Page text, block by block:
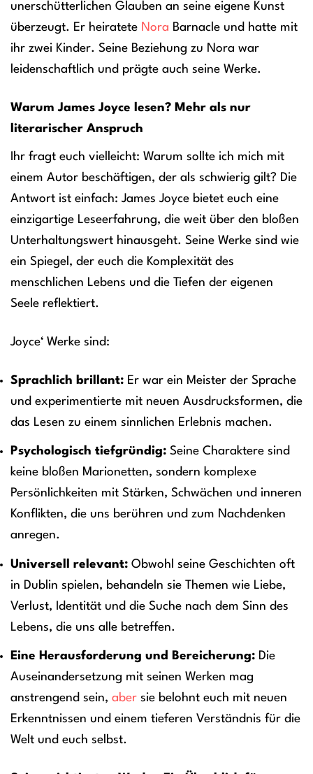
unerschütterlichen Glauben an seine eigene Kunst
überzeugt. Er heiratete Nora Barnacle und hatte mit
ihr zwei Kinder. Seine Beziehung zu Nora war
leidenschaftlich und prägte auch seine Werke.
Warum James Joyce lesen? Mehr als nur
literarischer Anspruch
Ihr fragt euch vielleicht: Warum sollte ich mich mit
einem Autor beschäftigen, der als schwierig gilt? Die
Antwort ist einfach: James Joyce bietet euch eine
einzigartige Leseerfahrung, die weit über den bloßen
Unterhaltungswert hinausgeht. Seine Werke sind wie
ein Spiegel, der euch die Komplexität des
menschlichen Lebens und die Tiefen der eigenen
Seele reflektiert.
Joyce‘ Werke sind:
Sprachlich brillant: Er war ein Meister der Sprache
und experimentierte mit neuen Ausdrucksformen, die
das Lesen zu einem sinnlichen Erlebnis machen.
Psychologisch tiefgründig: Seine Charaktere sind
keine bloßen Marionetten, sondern komplexe
Persönlichkeiten mit Stärken, Schwächen und inneren
Konflikten, die uns berühren und zum Nachdenken
anregen.
Universell relevant: Obwohl seine Geschichten oft
in Dublin spielen, behandeln sie Themen wie Liebe,
Verlust, Identität und die Suche nach dem Sinn des
Lebens, die uns alle betreffen.
Eine Herausforderung und Bereicherung: Die
Auseinandersetzung mit seinen Werken mag
anstrengend sein, aber sie belohnt euch mit neuen
Erkenntnissen und einem tieferen Verständnis für die
Welt und euch selbst.